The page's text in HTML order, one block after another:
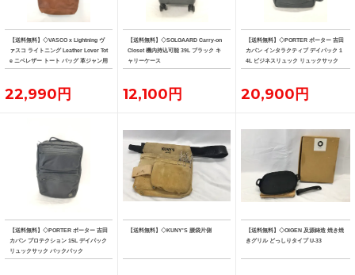
【送料無料】◇VASCO x Lightning ヴ
ァスコ ライトニング Leather Lover Tot
e ニベレザー トート バッグ 革ジャン用
トート
22,990円
【送料無料】◇SOLGAARD Carry-on
Closet 機内持込可能 39L ブラック キ
ャリーケース
12,100円
【送料無料】◇PORTER ポーター 吉田
カバン インタラクティブ デイパック 1
4L ビジネスリュック リュックサック
20,900円
【送料無料】◇PORTER ポーター 吉田
カバン プロテクション 15L デイパック
リュックサック バックパック
【送料無料】◇KUNY'S 腰袋片側
【送料無料】◇OIGEN 及源鋳造 焼き焼
きグリル どっしりタイプ U-33